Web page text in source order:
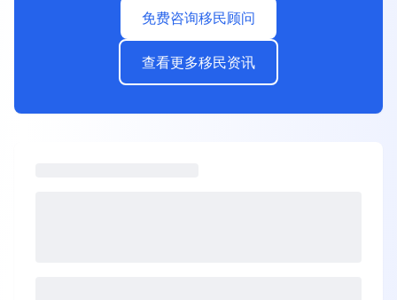
免费咨询移民顾问
查看更多移民资讯